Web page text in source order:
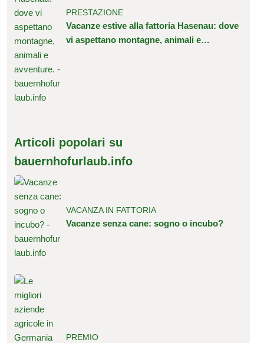
PRESTAZIONE
Vacanze estive alla fattoria Hasenau: dove
vi aspettano montagne, animali e
Articoli popolari su
bauernhofurlaub.info
VACANZA IN FATTORIA
Vacanze senza cane: sogno o incubo?
PREMIO